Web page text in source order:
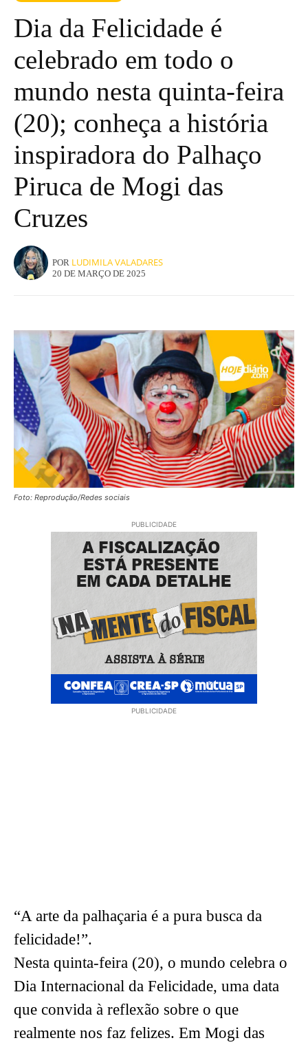
Dia da Felicidade é
celebrado em todo o
mundo nesta quinta-feira
(20); conheça a história
inspiradora do Palhaço
Piruca de Mogi das
Cruzes
POR LUDIMILA VALADARES
20 DE MARÇO DE 2025
Foto: Reprodução/Redes sociais
PUBLICIDADE
PUBLICIDADE
“A arte da palhaçaria é a pura busca da
felicidade!”.
Nesta quinta-feira (20), o mundo celebra o
Dia Internacional da Felicidade, uma data
que convida à reflexão sobre o que
realmente nos faz felizes. Em Mogi das